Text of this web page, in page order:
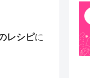
レシピに